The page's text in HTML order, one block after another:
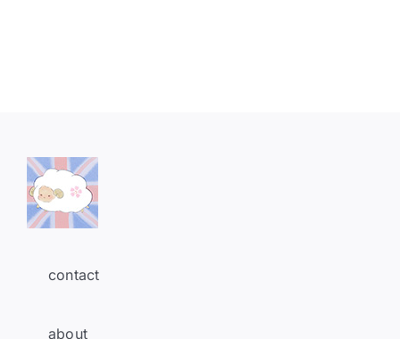
contact
about